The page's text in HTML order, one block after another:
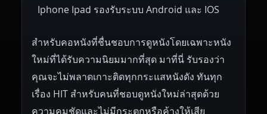
Iphone Ipad รองรับระบบ Android และ IOS
สำหรับคอหนังที่ชื่นชอบการดูหนังโดยเฉพาะหนัง
ใหม่ที่ได้รับความนิยมมากที่สุด มาที่นี่ รับรองว่า
คุณจะไม่พลาดเกาะติดทุกกระแสหนังดัง ทันทุก
เรื่อง HIT สำหรับคนที่ชอบดูหนังใหม่ล่าสุดด้วย
ความคมชัดและไม่มีกระตุกหรือค้างให้เสีย